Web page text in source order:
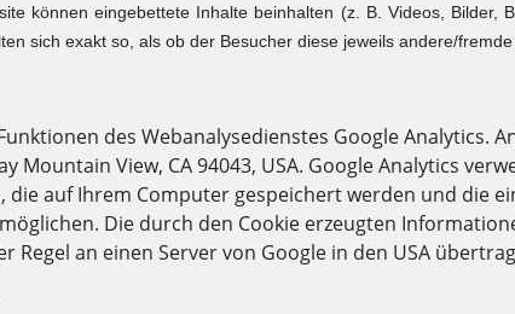
können eingebettete Inhalte beinhalten (z. B. Videos, Bilder,
sich exakt so, als ob der Besucher diese jeweils andere/fremde
des Webanalysedienstes Google Analytics.
Mountain View, CA 94043, USA. Google Analytics
die auf Ihrem Computer gespeichert werden und die
Die durch den Cookie erzeugten
Regel an einen Server von Google in den USA